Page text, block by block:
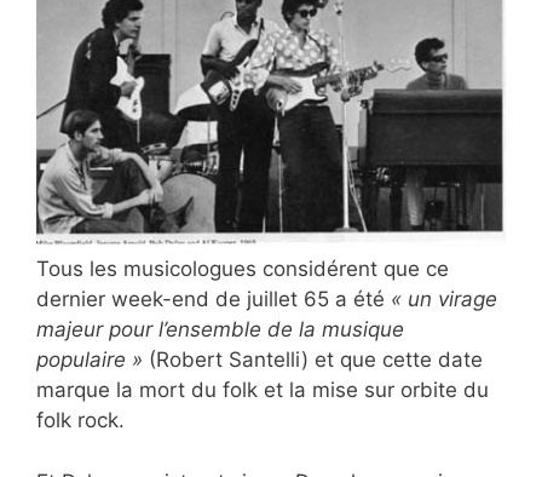
Tous les musicologues considérent que ce
dernier week-end de juillet 65 a été « un virage
majeur pour l’ensemble de la musique
populaire » (Robert Santelli) et que cette date
marque la mort du folk et la mise sur orbite du
folk rock.